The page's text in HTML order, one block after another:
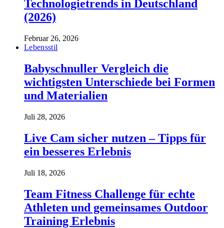
Technologietrends in Deutschland
(2026)
Februar 26, 2026
Lebensstil
Babyschnuller Vergleich die
wichtigsten Unterschiede bei Formen
und Materialien
Juli 28, 2026
Live Cam sicher nutzen – Tipps für
ein besseres Erlebnis
Juli 18, 2026
Team Fitness Challenge für echte
Athleten und gemeinsames Outdoor
Training Erlebnis